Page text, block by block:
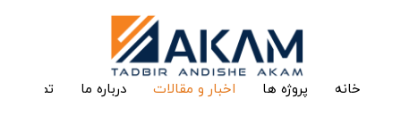
خانه پروژه ها اخبار و مقالات درباره ما تماس با